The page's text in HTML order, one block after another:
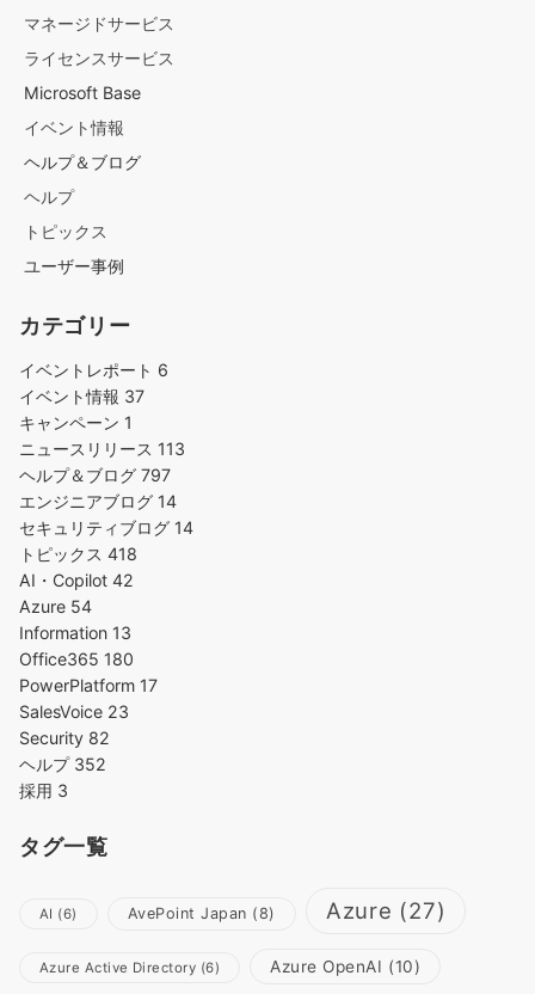
マネージドサービス
ライセンスサービス
Microsoft Base
イベント情報
ヘルプ＆ブログ
ヘルプ
トピックス
ユーザー事例
カテゴリー
イベントレポート 6
イベント情報 37
キャンペーン 1
ニュースリリース 113
ヘルプ＆ブログ 797
エンジニアブログ 14
セキュリティブログ 14
トピックス 418
AI・Copilot 42
Azure 54
Information 13
Office365 180
PowerPlatform 17
SalesVoice 23
Security 82
ヘルプ 352
採用 3
タグ一覧
AI (6) AvePoint Japan (8) Azure (27)
Azure Active Directory (6) Azure OpenAI (10)